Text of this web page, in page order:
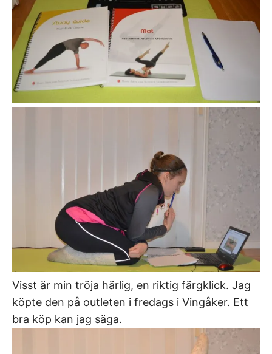
Visst är min tröja härlig, en riktig färgklick. Jag
köpte den på outleten i fredags i Vingåker. Ett
bra köp kan jag säga.